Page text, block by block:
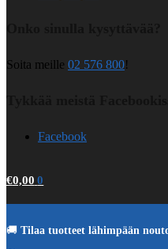
Soita meille 02 576 800!
Facebook
€0,00 0
🚚 Tilaa tuotteet lähimpään